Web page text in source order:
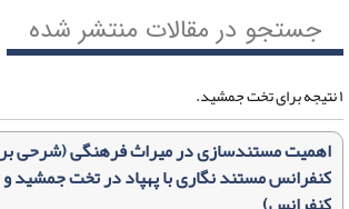
جستجو در مقالات منتشر شده
اهمیت مستندسازی در میراث فرهنگی (شرحی بر
کنفرانس مستند نگاری با پهپاد در تخت جمشید و